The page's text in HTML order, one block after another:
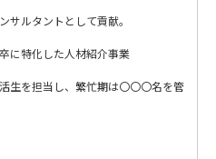
サルタントとして貢献。
に特化した人材紹介事業
生を担当し、繁忙期は〇〇〇名を管